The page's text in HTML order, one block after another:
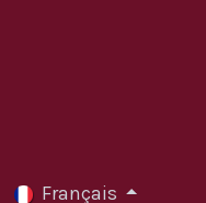
Français